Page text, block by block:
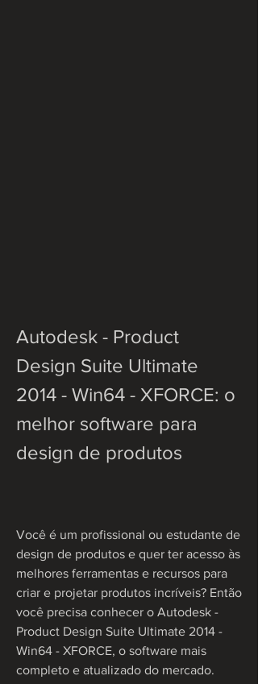
Autodesk - Product
Design Suite Ultimate
2014 - Win64 - XFORCE: o
melhor software para
design de produtos
Você é um profissional ou estudante de
design de produtos e quer ter acesso às
melhores ferramentas e recursos para
criar e projetar produtos incríveis? Então
você precisa conhecer o Autodesk -
Product Design Suite Ultimate 2014 -
Win64 - XFORCE, o software mais
completo e atualizado do mercado.